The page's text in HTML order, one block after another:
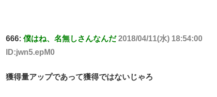
666: 僕はね、名無しさんなんだ 2018/04/11(水) 18:54:00
ID:jwn5.epM0
獲得量アップであって獲得ではないじゃろ